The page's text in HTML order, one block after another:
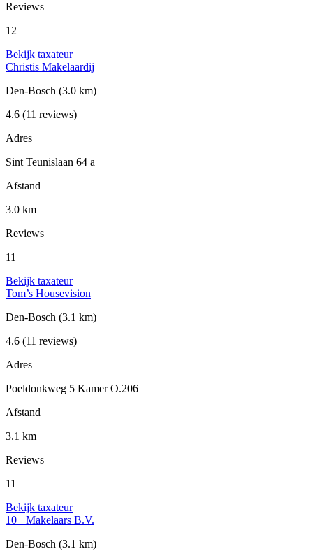
Reviews
12
Bekijk taxateur
Christis Makelaardij
Den-Bosch (3.0 km)
4.6 (11 reviews)
Adres
Sint Teunislaan 64 a
Afstand
3.0 km
Reviews
11
Bekijk taxateur
Tom’s Housevision
Den-Bosch (3.1 km)
4.6 (11 reviews)
Adres
Poeldonkweg 5 Kamer O.206
Afstand
3.1 km
Reviews
11
Bekijk taxateur
10+ Makelaars B.V.
Den-Bosch (3.1 km)